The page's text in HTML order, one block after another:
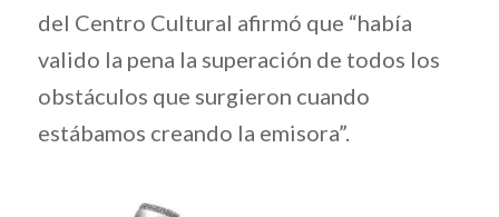
del Centro Cultural afirmó que “había
valido la pena la superación de todos los
obstáculos que surgieron cuando
estábamos creando la emisora”.